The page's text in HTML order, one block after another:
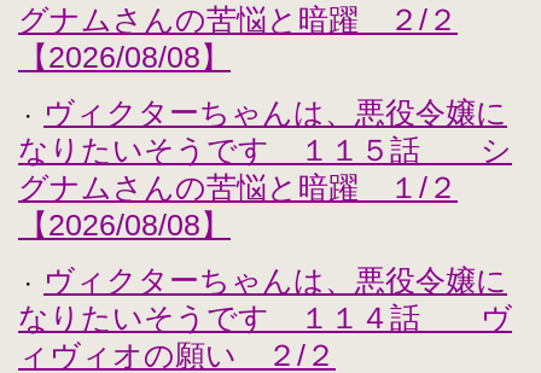
グナムさんの苦悩と暗躍 ２/２
【2026/08/08】
・
ヴィクターちゃんは、悪役令嬢に
なりたいそうです １１５話 シ
グナムさんの苦悩と暗躍 １/２
【2026/08/08】
・
ヴィクターちゃんは、悪役令嬢に
なりたいそうです １１４話 ヴ
ィヴィオの願い ２/２